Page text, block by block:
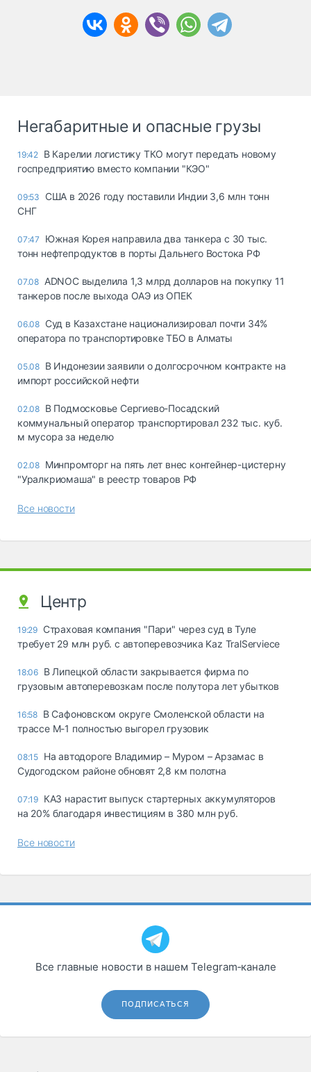
Негабаритные и опасные грузы
19:42 В Карелии логистику ТКО могут передать новому
госпредприятию вместо компании "КЭО"
09:53
США в 2026 году поставили Индии 3,6 млн тонн
СНГ
07:47
Южная Корея направила два танкера с 30 тыс.
тонн нефтепродуктов в порты Дальнего Востока РФ
07.08 ADNOC выделила 1,3 млрд долларов на покупку 11
танкеров после выхода ОАЭ из ОПЕК
06.08 Суд в Казахстане национализировал почти 34%
оператора по транспортировке ТБО в Алматы
05.08 В Индонезии заявили о долгосрочном контракте на
импорт российской нефти
02.08 В Подмосковье Сергиево-Посадский
коммунальный оператор транспортировал 232 тыс. куб.
м мусора за неделю
02.08 Минпромторг на пять лет внес контейнер-цистерну
"Уралкриомаша" в реестр товаров РФ
Все новости
Центр
19:29 Страховая компания "Пари" через суд в Туле
требует 29 млн руб. с автоперевозчика Kaz TralServiece
18:06 В Липецкой области закрывается фирма по
грузовым автоперевозкам после полутора лет убытков
16:58 В Сафоновском округе Смоленской области на
трассе М-1 полностью выгорел грузовик
08:15 На автодороге Владимир – Муром – Арзамас в
Судогодском районе обновят 2,8 км полотна
07:19 КАЗ нарастит выпуск стартерных аккумуляторов
на 20% благодаря инвестициям в 380 млн руб.
Все новости
Все главные новости в нашем Telegram‑канале
ПОДПИСАТЬСЯ